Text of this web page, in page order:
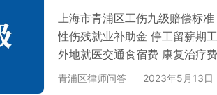
上海市青浦区工伤九级赔偿标
性伤残就业补助金 停工留薪期
外地就医交通食宿费 康复治疗
本市全口径城镇单位就业人员
青浦区律师问答 2023年5月13日